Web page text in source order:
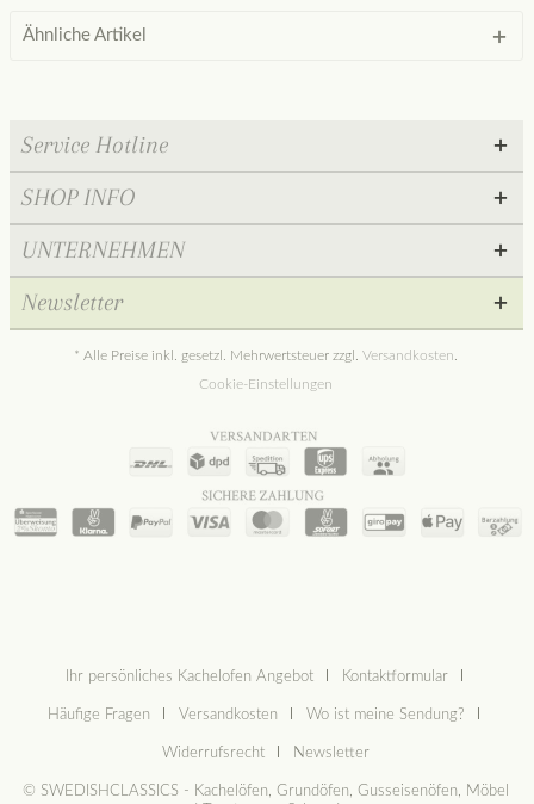
Ähnliche Artikel
Service Hotline
SHOP INFO
UNTERNEHMEN
Newsletter
* Alle Preise inkl. gesetzl. Mehrwertsteuer zzgl.Versandkosten
Cookie-Einstellungen
Ihr persönliches Kachelofen Angebot Kontaktformular
Häufige Fragen Versandkosten Wo ist meine Sendung?
Widerrufsrecht Newsletter
© SWEDISHCLASSICS - Kachelöfen, Grundöfen, Gusseisenöfen, Möbel